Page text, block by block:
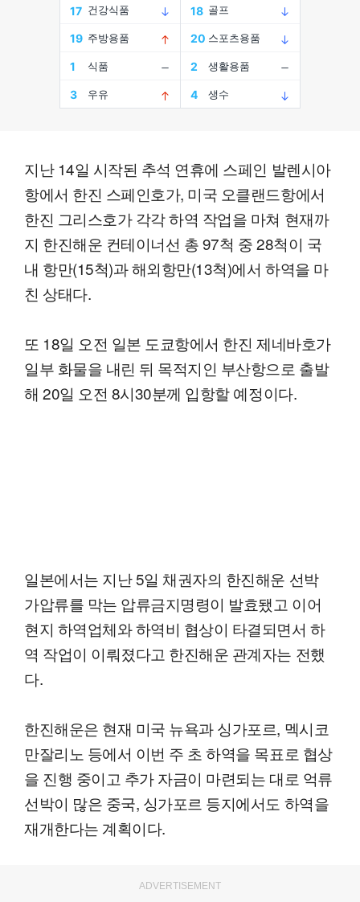
지난 14일 시작된 추석 연휴에 스페인 발렌시아
항에서 한진 스페인호가, 미국 오클랜드항에서
한진 그리스호가 각각 하역 작업을 마쳐 현재까
지 한진해운 컨테이너선 총 97척 중 28척이 국
내 항만(15척)과 해외항만(13척)에서 하역을 마
친 상태다.
또 18일 오전 일본 도쿄항에서 한진 제네바호가
일부 화물을 내린 뒤 목적지인 부산항으로 출발
해 20일 오전 8시30분께 입항할 예정이다.
일본에서는 지난 5일 채권자의 한진해운 선박
가압류를 막는 압류금지명령이 발효됐고 이어
현지 하역업체와 하역비 협상이 타결되면서 하
역 작업이 이뤄졌다고 한진해운 관계자는 전했
다.
한진해운은 현재 미국 뉴욕과 싱가포르, 멕시코
만잘리노 등에서 이번 주 초 하역을 목표로 협상
을 진행 중이고 추가 자금이 마련되는 대로 억류
선박이 많은 중국, 싱가포르 등지에서도 하역을
재개한다는 계획이다.
ADVERTISEMENT